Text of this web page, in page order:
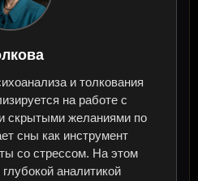
и толкования
на работе с
скрытыми желаниями по
сны как инструмент
со стрессом. На этом
аналитикой